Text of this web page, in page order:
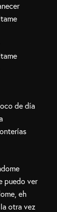
de día
puedo ver
eh
otra vez